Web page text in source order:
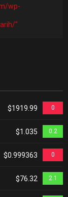
wp-
"
$1919.99 0
$1.035 0.2
$0.999363 0
$76.32 2.1